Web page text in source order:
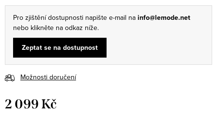
Pro zjištění dostupnosti napište e-mail na info@lemode.net
nebo klikněte na odkaz níže.
Zeptat se na dostupnost
Možnosti doručení
2 099 Kč